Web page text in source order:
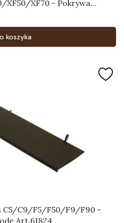
XF70 - Pokrywa
koszyka
C5/C9/F5/F50/F9/F90 -
Art.61824